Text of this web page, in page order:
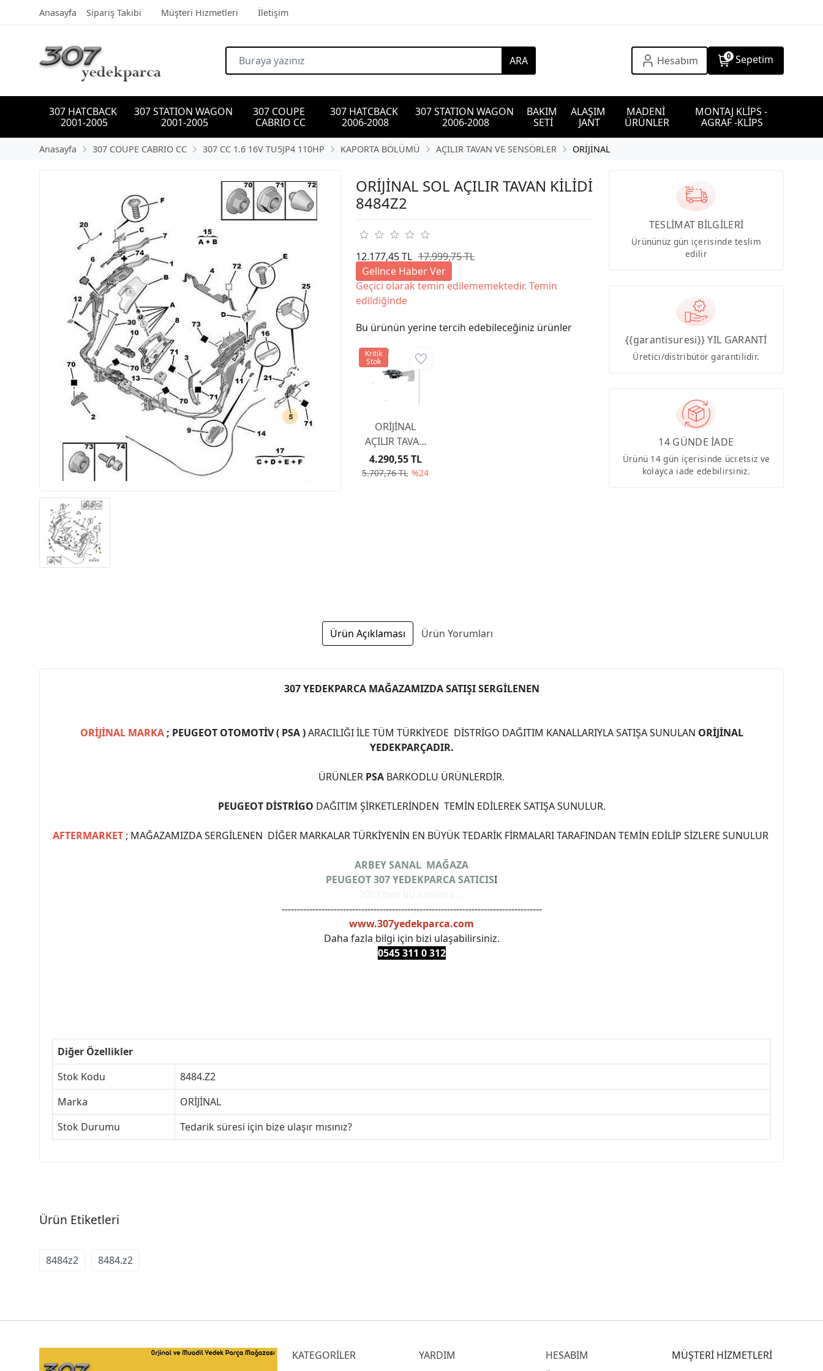
Anasayfa Sipariş Takibi Müşteri Hizmetleri İletişim
ARA Hesabım 0 Sepetim
307 HATCBACK
2001-2005
307 STATION WAGON
2001-2005
307 COUPE
CABRIO CC
307 HATCBACK
2006-2008
307 STATION WAGON
2006-2008
BAKIM
SETİ
ALAŞIM
JANT
MADENİ
ÜRÜNLER
MONTAJ KLİPS -
AGRAF -KLİPS
Anasayfa 307 COUPE CABRIO CC 307 CC 1.6 16V TU5JP4 110HP KAPORTA BÖLÜMÜ AÇILIR TAVAN VE SENSÖRLER ORİJİNAL
ORİJİNAL SOL AÇILIR TAVAN KİLİDİ
8484Z2
12.177,45 TL 17.999,75 TL
Gelince Haber Ver
Geçici olarak temin edilememektedir. Temin
edildiğinde
Bu ürünün yerine tercih edebileceğiniz ürünler
ORİJİNAL
AÇILIR TAVAN
KİLİT KARŞIL
8484C7
5.707,76 TL %24
4.290,55 TL
Kritik
Stok
TESLİMAT BİLGİLERİ
Ürününüz gün içerisinde teslim
edilir
{{garantisuresi}} YIL GARANTİ
Üretici/distribütör garantilidir.
14 GÜNDE İADE
Ürünü 14 gün içerisinde ücretsiz ve
kolayca iade edebilirsiniz.
Ürün Açıklaması Ürün Yorumları
307 YEDEKPARCA MAĞAZAMIZDA SATIŞI SERGİLENEN
ORİJİNAL MARKA; PEUGEOT OTOMOTİV ( PSA )ARACILIĞI İLE TÜM TÜRKİYEDE DİSTRİGO DAĞITIM KANALLARIYLA SATIŞA SUNULAN ORİJİNAL
YEDEKPARÇADIR.
ÜRÜNLER PSA BARKODLU ÜRÜNLERDİR.
PEUGEOT DİSTRİGO DAĞITIM ŞİRKETLERİNDEN TEMİN EDİLEREK SATIŞA SUNULUR.
AFTERMARKET ; MAĞAZAMIZDA SERGİLENEN DİĞER MARKALAR TÜRKİYENİN EN BÜYÜK TEDARİK FİRMALARI TARAFINDAN TEMİN EDİLİP SİZLERE SUNULUR
ARBEY SANAL MAĞAZA
PEUGEOT 307 YEDEKPARCA SATICISI
-------------------------------------------------------------------------------------
www.307yedekparca.com
Daha fazla bilgi için bizi ulaşabilirsiniz.
0545 311 0 312
Diğer Özellikler
Stok Kodu
8484.Z2
Marka
ORİJİNAL
Stok Durumu
Tedarik süresi için bize ulaşır mısınız?
Ürün Etiketleri
8484z2 8484.z2
KATEGORİLER YARDIM HESABIM MÜŞTERİ HİZMETLERİ